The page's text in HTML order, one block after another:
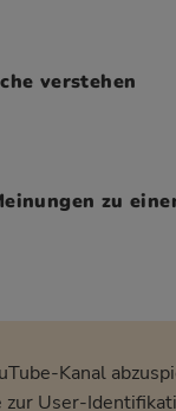
verstehen
zu
Kanal
zur User-